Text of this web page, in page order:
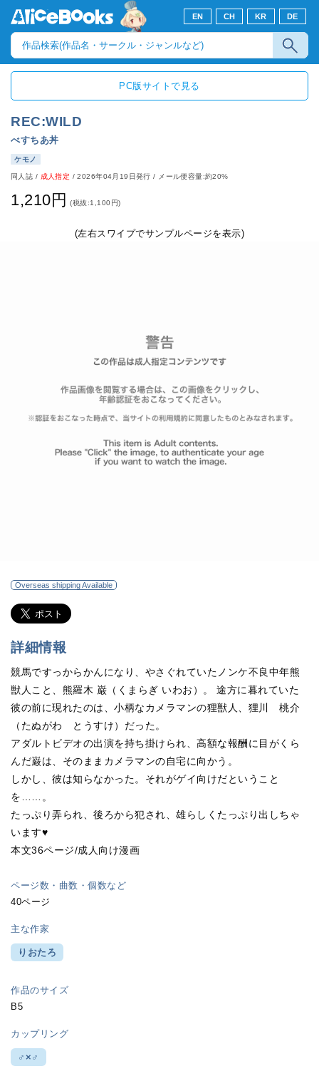
EN CH KR DE
PC版サイトで見る
REC:WILD
べすちあ丼
ケモノ
同人誌 / 成人指定 /2026年04月19日発行 / メール便容量:約20%
1,210円 (税抜:1,100円)
(左右スワイプでサンプルページを表示)
Overseas shipping Available
詳細情報
競馬ですっからかんになり、やさぐれていたノンケ不良中年熊
獣人こと、熊羅木 巌（くまらぎ いわお）。 途方に暮れていた
彼の前に現れたのは、小柄なカメラマンの狸獣人、狸川 桃介
（たぬがわ とうすけ）だった。
アダルトビデオの出演を持ち掛けられ、高額な報酬に目がくら
んだ巌は、そのままカメラマンの自宅に向かう。
しかし、彼は知らなかった。それがゲイ向けだということ
を……。
たっぷり弄られ、後ろから犯され、雄らしくたっぷり出しちゃ
います♥
本文36ページ/成人向け漫画
ページ数・曲数・個数など
40ページ
主な作家
りおたろ
作品のサイズ
B5
カップリング
♂×♂